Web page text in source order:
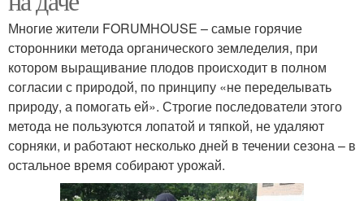
Многие жители FORUMHOUSE – самые горячие
сторонники метода органического земледелия, при
котором выращивание плодов происходит в полном
согласии с природой, по принципу «не переделывать
природу, а помогать ей». Строгие последователи этого
метода не пользуются лопатой и тяпкой, не удаляют
сорняки, и работают несколько дней в течении сезона – в
остальное время собирают урожай.